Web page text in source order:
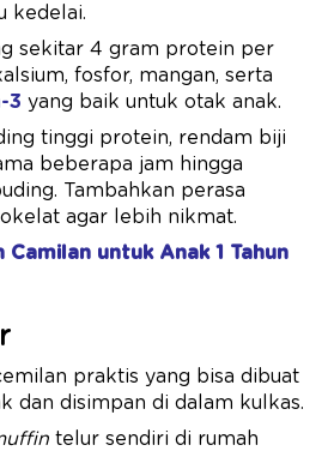
kedelai.
sekitar 4 gram protein per
fosfor, mangan, serta
3 yang baik untuk otak anak.
tinggi protein, rendam biji
beberapa jam hingga
Tambahkan perasa
agar lebih nikmat.
Camilan untuk Anak 1 Tahun
praktis yang bisa dibuat
dan disimpan di dalam kulkas.
telur sendiri di rumah